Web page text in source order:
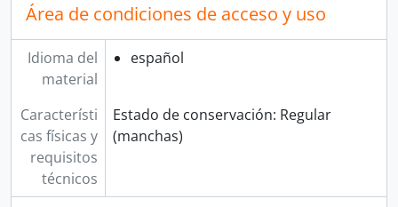
Área de condiciones de acceso y uso
Idioma del
material
español
Característi
cas físicas y
requisitos
técnicos
Estado de conservación: Regular
(manchas)